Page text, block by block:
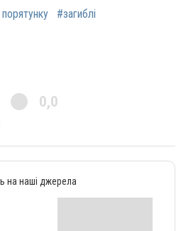
#загиблі
0,0
на наші джерела